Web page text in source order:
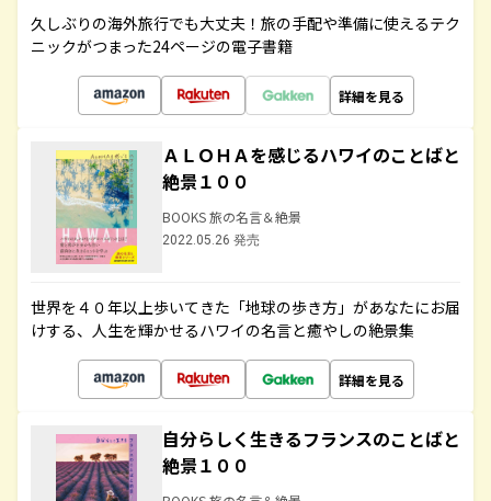
久しぶりの海外旅行でも大丈夫！旅の手配や準備に使えるテク
ニックがつまった24ページの電子書籍
詳細を見る
ＡＬＯＨＡを感じるハワイのことばと
絶景１００
BOOKS 旅の名言＆絶景
2022.05.26 発売
世界を４０年以上歩いてきた「地球の歩き方」があなたにお届
けする、人生を輝かせるハワイの名言と癒やしの絶景集
詳細を見る
自分らしく生きるフランスのことばと
絶景１００